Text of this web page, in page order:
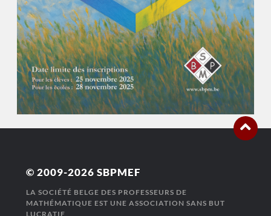
© 2009-2026 SBPMEF
LA SOCIÉTÉ BELGE DES PROFESSEURS DE
MATHÉMATIQUE EST UNE ASSOCIATION SANS BUT
LUCRATIF